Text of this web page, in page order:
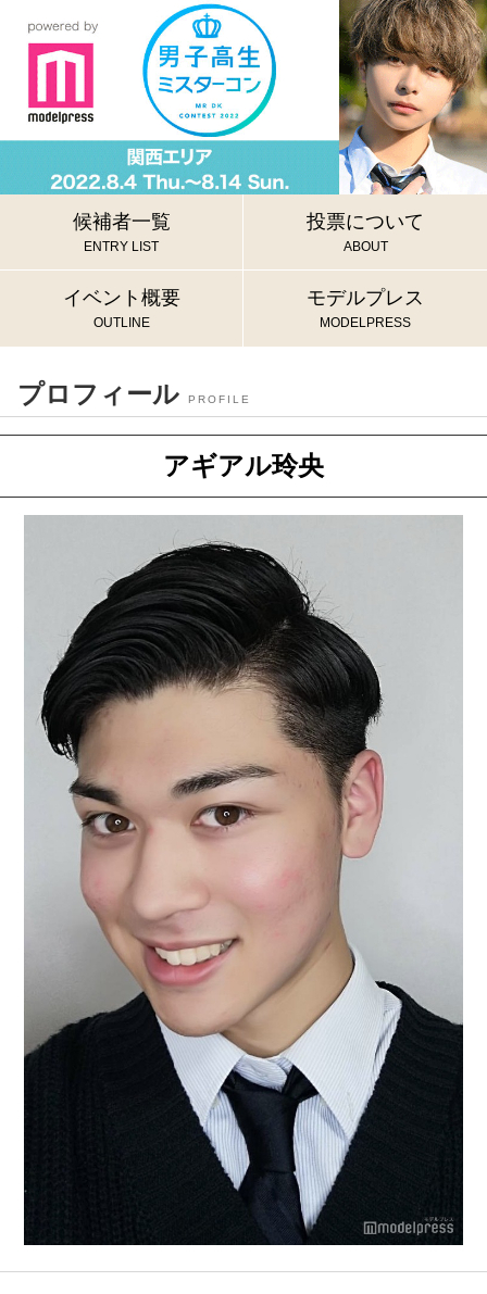
候補者一覧
ENTRY LIST
投票について
ABOUT
イベント概要
OUTLINE
モデルプレス
MODELPRESS
プロフィール PROFILE
アギアル玲央